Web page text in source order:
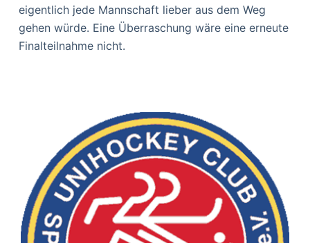
eigentlich jede Mannschaft lieber aus dem Weg
gehen würde. Eine Überraschung wäre eine erneute
Finalteilnahme nicht.